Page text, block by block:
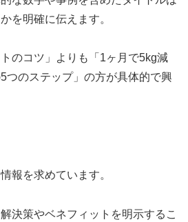
を明確に伝えます。
のコツ」よりも「1ヶ月で5kg減
つのステップ」の方が具体的で興
報を求めています。
決策やベネフィットを明示するこ